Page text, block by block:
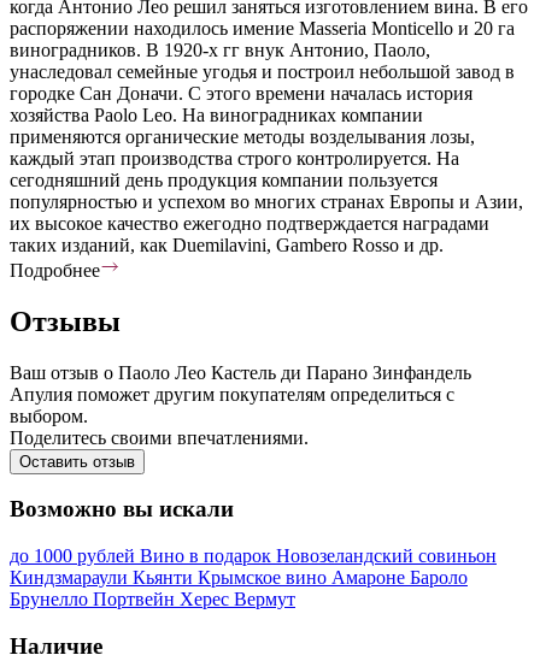
когда Антонио Лео решил заняться изготовлением вина. В его
распоряжении находилось имение Masseria Monticello и 20 га
виноградников. В 1920-х гг внук Антонио, Паоло,
унаследовал семейные угодья и построил небольшой завод в
городке Сан Доначи. С этого времени началась история
хозяйства Paolo Leo. На виноградниках компании
применяются органические методы возделывания лозы,
каждый этап производства строго контролируется. На
сегодняшний день продукция компании пользуется
популярностью и успехом во многих странах Европы и Азии,
их высокое качество ежегодно подтверждается наградами
таких изданий, как Duemilavini, Gambero Rosso и др.
Подробнее
Отзывы
Ваш отзыв о Паоло Лео Кастель ди Парано Зинфандель
Апулия поможет другим покупателям определиться с
выбором.
Поделитесь своими впечатлениями.
Оставить отзыв
Возможно вы искали
до 1000 рублей Вино в подарок Новозеландский совиньон
Киндзмараули Кьянти Крымское вино Амароне Бароло
Брунелло Портвейн Херес Вермут
Наличие